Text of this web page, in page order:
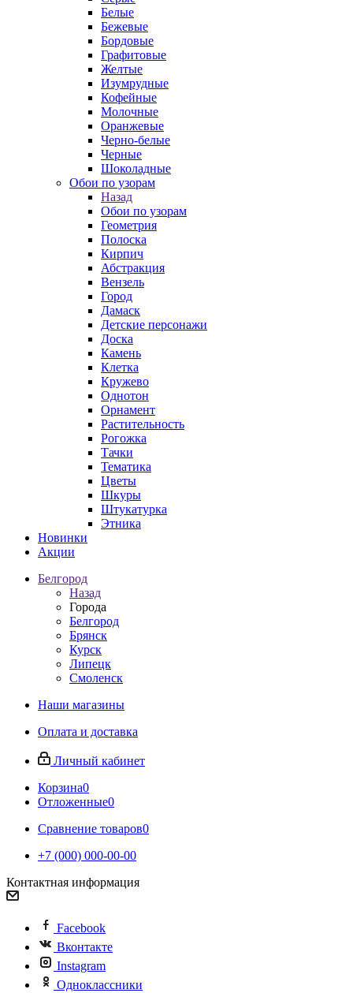
Белые
Бежевые
Бордовые
Графитовые
Желтые
Изумрудные
Кофейные
Молочные
Оранжевые
Черно-белые
Черные
Шоколадные
Обои по узорам
Назад
Обои по узорам
Геометрия
Полоска
Кирпич
Абстракция
Вензель
Город
Дамаск
Детские персонажи
Доска
Камень
Клетка
Кружево
Однотон
Орнамент
Растительность
Рогожка
Тачки
Тематика
Цветы
Шкуры
Штукатурка
Этника
Новинки
Акции
Белгород
Назад
Города
Белгород
Брянск
Курск
Липецк
Смоленск
Наши магазины
Оплата и доставка
Личный кабинет
Корзина0
Отложенные0
Сравнение товаров0
+7 (000) 000-00-00
Контактная информация
Facebook
Вконтакте
Instagram
Одноклассники